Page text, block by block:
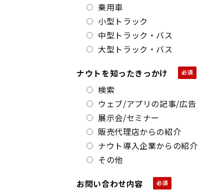
乗用車
小型トラック
中型トラック・バス
大型トラック・バス
ナウトを知ったきっかけ
検索
ウェブ/アプリの記事/広告
展示会/セミナー
販売代理店からの紹介
ナウト導入企業からの紹介
その他
お問い合わせ内容